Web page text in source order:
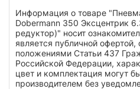
Информация о товаре
Dobermann 350 Эксцентрик
редуктор)" носит
является публичной
положениями Статьи 437
Российской Федерации,
цвет и комплектация могут
производителем без